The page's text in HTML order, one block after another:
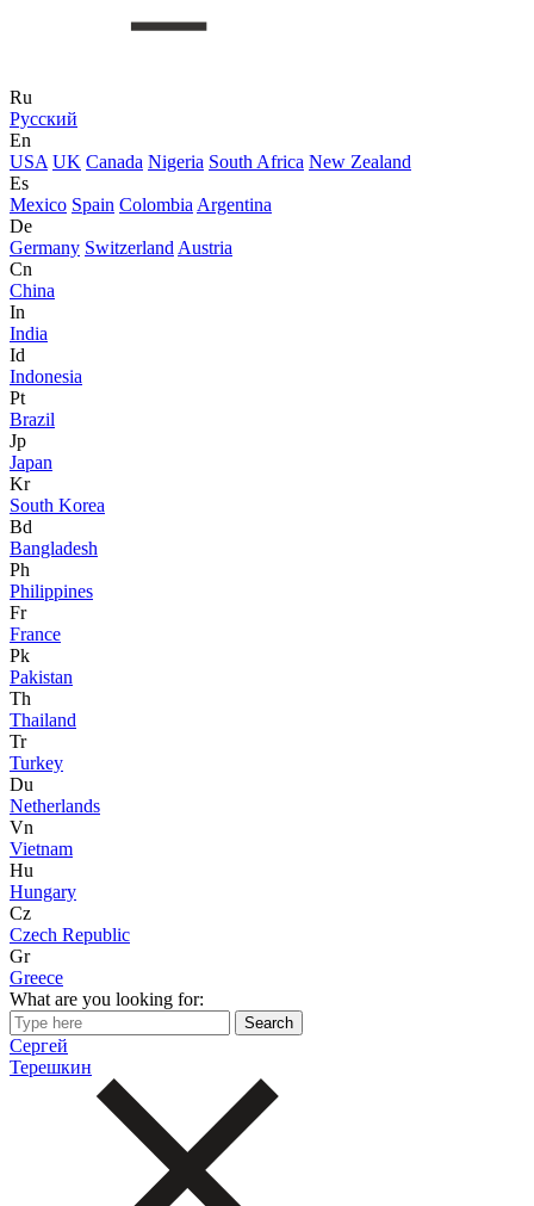
Ru
Русский
En
USA UK Canada Nigeria South Africa New Zealand
Es
Mexico Spain Colombia Argentina
De
Germany Switzerland Austria
Cn
China
In
India
Id
Indonesia
Pt
Brazil
Jp
Japan
Kr
South Korea
Bd
Bangladesh
Ph
Philippines
Fr
France
Pk
Pakistan
Th
Thailand
Tr
Turkey
Du
Netherlands
Vn
Vietnam
Hu
Hungary
Cz
Czech Republic
Gr
Greece
What are you looking for:
Сергей
Терешкин